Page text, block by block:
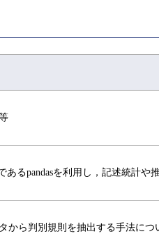
あるpandasを利用し，記述統計
から判別規則を抽出する手法につ